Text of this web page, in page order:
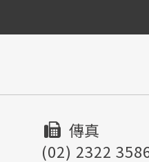
傳真
(02) 2322